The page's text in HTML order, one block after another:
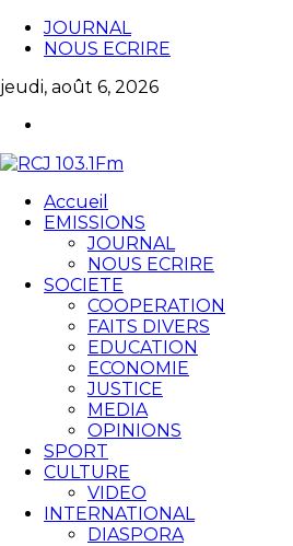
JOURNAL
NOUS ECRIRE
jeudi, août 6, 2026
Accueil
EMISSIONS
JOURNAL
NOUS ECRIRE
SOCIETE
COOPERATION
FAITS DIVERS
EDUCATION
ECONOMIE
JUSTICE
MEDIA
OPINIONS
SPORT
CULTURE
VIDEO
INTERNATIONAL
DIASPORA